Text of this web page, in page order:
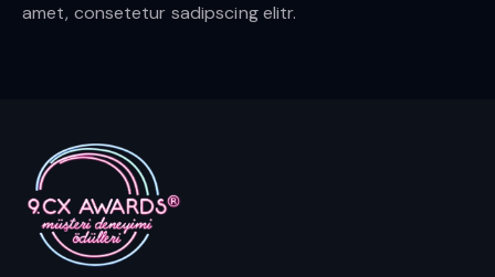
amet, consetetur sadipscing elitr.